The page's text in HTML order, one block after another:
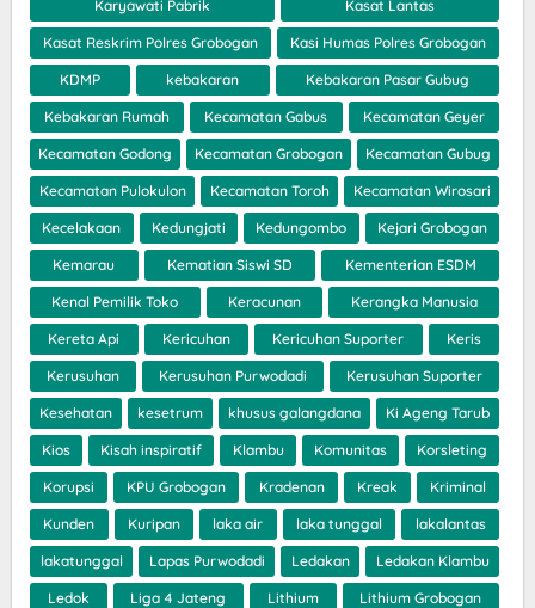
Karyawati Pabrik Kasat Lantas
Kasat Reskrim Polres Grobogan Kasi Humas Polres Grobogan
KDMP kebakaran Kebakaran Pasar Gubug
Kebakaran Rumah Kecamatan Gabus Kecamatan Geyer
Kecamatan Godong Kecamatan Grobogan Kecamatan Gubug
Kecamatan Pulokulon Kecamatan Toroh Kecamatan Wirosari
Kecelakaan Kedungjati Kedungombo Kejari Grobogan
Kemarau Kematian Siswi SD Kementerian ESDM
Kenal Pemilik Toko Keracunan Kerangka Manusia
Kereta Api Kericuhan Kericuhan Suporter Keris
Kerusuhan Kerusuhan Purwodadi Kerusuhan Suporter
Kesehatan kesetrum khusus galangdana Ki Ageng Tarub
Kios Kisah inspiratif Klambu Komunitas Korsleting
Korupsi KPU Grobogan Kradenan Kreak Kriminal
Kunden Kuripan laka air laka tunggal lakalantas
lakatunggal Lapas Purwodadi Ledakan Ledakan Klambu
Ledok Liga 4 Jateng Lithium Lithium Grobogan